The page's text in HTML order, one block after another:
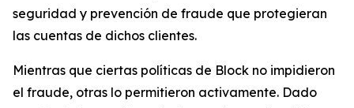
seguridad y prevención de fraude que protegieran
las cuentas de dichos clientes.
Mientras que ciertas políticas de Block no impidieron
el fraude, otras lo permitieron activamente. Dado